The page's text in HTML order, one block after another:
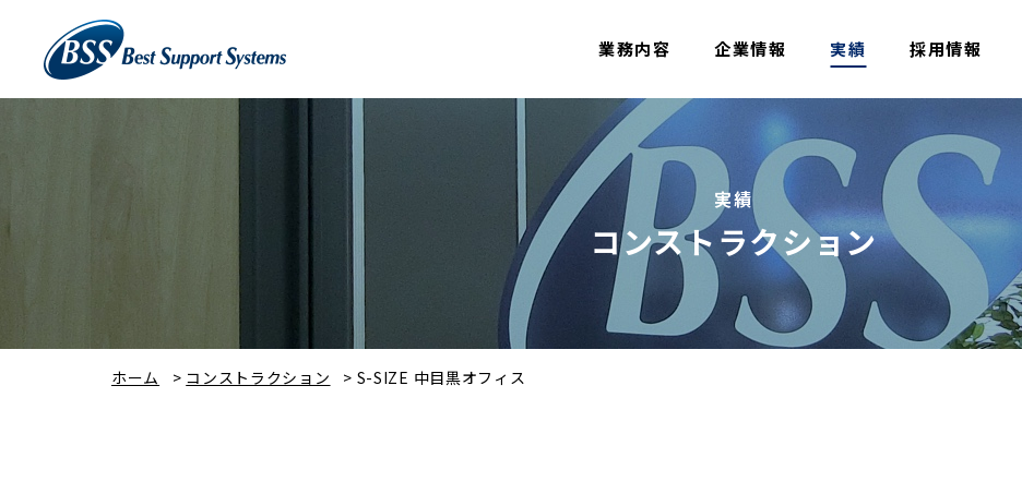
業務内容 企業情報 実績 採用情報
実績
コンストラクション
ホーム > コンストラクション > S-SIZE 中目黒オフィス